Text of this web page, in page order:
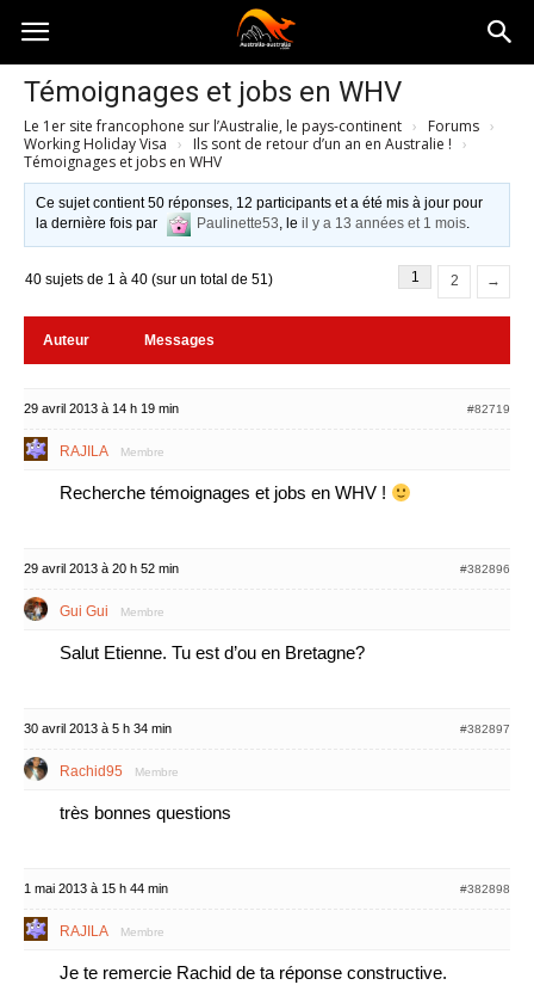
Australia-
australie.com
Témoignages et jobs en WHV
Le 1er site francophone sur l’Australie, le pays-continent › Forums ›
Working Holiday Visa › Ils sont de retour d’un an en Australie ! ›
Témoignages et jobs en WHV
Ce sujet contient 50 réponses, 12 participants et a été mis à jour pour
la dernière fois par
Paulinette53, leil y a 13 années et 1 mois.
40 sujets de 1 à 40 (sur un total de 51) 1 2 →
Auteur Messages
29 avril 2013 à 14 h 19 min #82719
RAJILA Membre
Recherche témoignages et jobs en WHV !
29 avril 2013 à 20 h 52 min #382896
Gui Gui Membre
Salut Etienne. Tu est d’ou en Bretagne?
30 avril 2013 à 5 h 34 min #382897
Rachid95 Membre
très bonnes questions
1 mai 2013 à 15 h 44 min #382898
RAJILA Membre
Je te remercie Rachid de ta réponse constructive.